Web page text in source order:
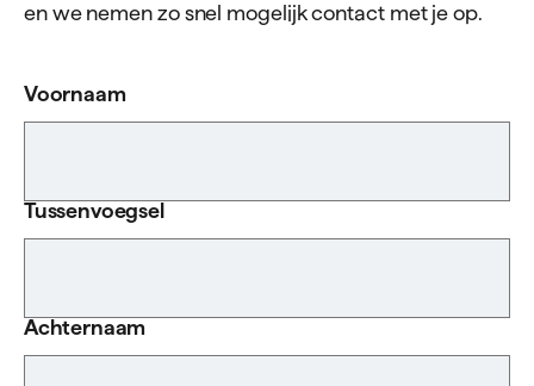
en we nemen zo snel mogelijk contact met je op.
Voornaam
Tussenvoegsel
Achternaam